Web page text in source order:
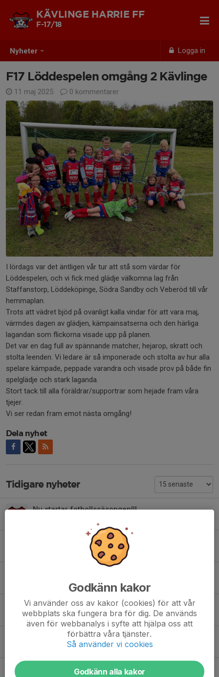
Nyheter Logga in
KÄVLINGE HARRIE FF
F-17/18
F17 Löddespelen omgång 2 Kävlinge
11 maj 2025 0 kommentarer
I lördags var det äntligen vår tur att stå som värdar för
Löddespelen, och vi fick med glädje välkomna lag från
Staffanstorp, Löddeköpinge, Södra Sandby och Veberöd till vår
hemmaplan.
Trots att vädret bjöd på ovanligt kalla vindar för att vara maj,
värmdes dagen av glädjen, kämpainsatserna och den härliga
lagandan som flickorna visade upp på planen.
Det var en dag full av spännande matcher, hejarop, skratt och
stolta leenden. Vi ledare är så imponerade och stolta av hur alla
spelare kämpade, peppade varandra och visade prov på både fin
spelglädje och stark laganda.
Stort tack till alla föräldrar/supportrar som hejade fram våra
tjejer.
Vi ser redan fram emot nästa omgång!
Dela nyhet
Tidigare nyheter
Nu startar fotbollssäsongen!!!
Nu drar vi igång igen !!!
0
12 jan, 21:10 0
Askecupen 2025-12-28
28 dec 2025 0
Svalövscupen 22-Nov
23 nov 2025 3
Löddespelen avslutning
Godkänn kakor
Vi använder oss av kakor (cookies) för att vår
webbplats ska fungera bra för dig. De används
även för webbanalys i syfte att hjälpa oss att
förbättra våra tjänster.
Så använder vi cookies
Godkänn alla kakor